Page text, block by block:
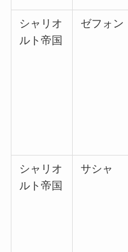
シャリオ
ルト帝国
ゼフォン
シャリオ
ルト帝国
サシャ